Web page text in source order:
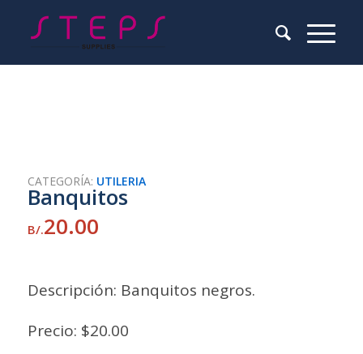
CATEGORÍA: UTILERIA
Banquitos
B/.20.00
Descripción: Banquitos negros.
Precio: $20.00